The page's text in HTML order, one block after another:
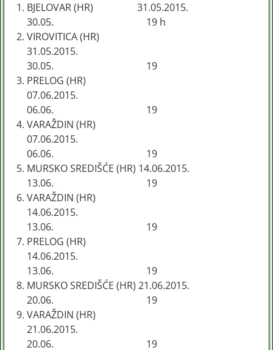
BJELOVAR (HR) 31.05.2015.
30.05. 19 h
VIROVITICA (HR)
31.05.2015.
30.05. 19
PRELOG (HR)
07.06.2015.
06.06. 19
VARAŽDIN (HR)
07.06.2015.
06.06. 19
MURSKO SREDIŠĆE (HR) 14.06.2015.
13.06. 19
VARAŽDIN (HR)
14.06.2015.
13.06. 19
PRELOG (HR)
14.06.2015.
13.06. 19
MURSKO SREDIŠĆE (HR) 21.06.2015.
20.06. 19
VARAŽDIN (HR)
21.06.2015.
20.06. 19